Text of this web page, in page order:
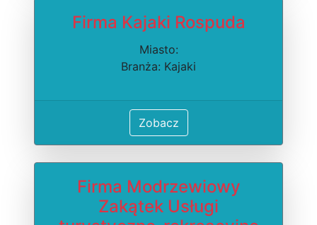
Firma Kajaki Rospuda
Miasto:
Branża: Kajaki
Zobacz
Firma Modrzewiowy
Zakątek Usługi